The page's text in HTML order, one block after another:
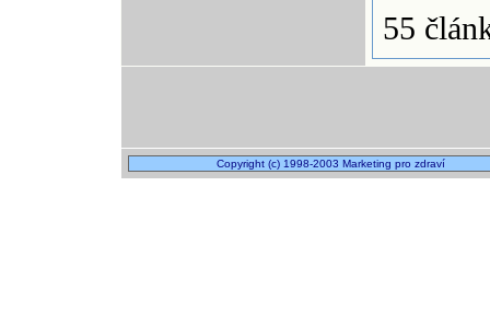
55
Copyright (c) 1998-2003 Marketing pro zdraví